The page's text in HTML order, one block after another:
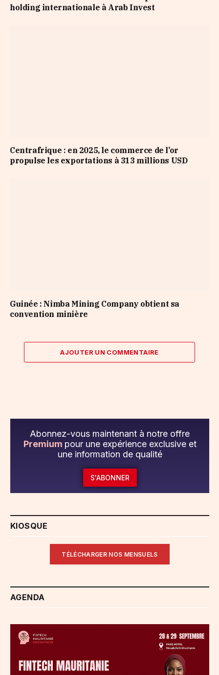
holding internationale à Arab Invest
Centrafrique : en 2025, le commerce de l’or
propulse les exportations à 313 millions USD
Guinée : Nimba Mining Company obtient sa
convention minière
AJOUTER UN COMMENTAIRE
Abonnez-vous maintenant à notre offre
Premium pour une expérience exclusive et
une information de qualité
S'ABONNER
KIOSQUE
TÉLÉCHARGER NOS MENSUELS
AGENDA